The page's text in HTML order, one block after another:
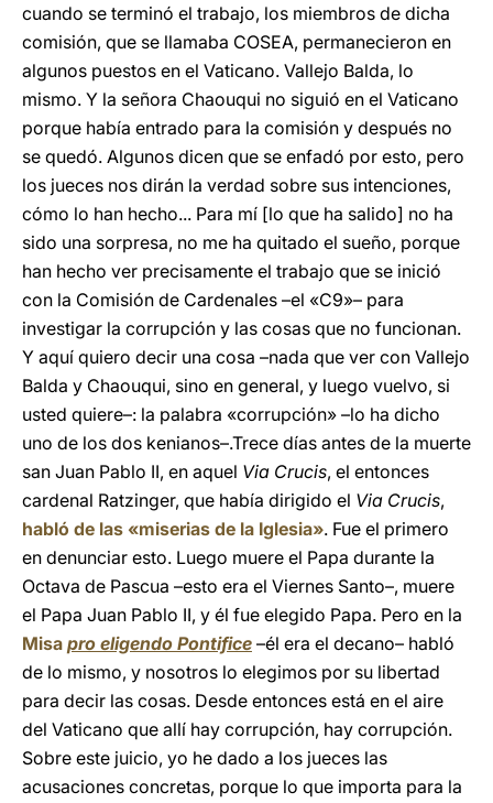
cuando se terminó el trabajo, los miembros de dicha
comisión, que se llamaba COSEA, permanecieron en
algunos puestos en el Vaticano. Vallejo Balda, lo
mismo. Y la señora Chaouqui no siguió en el Vaticano
porque había entrado para la comisión y después no
se quedó. Algunos dicen que se enfadó por esto, pero
los jueces nos dirán la verdad sobre sus intenciones,
cómo lo han hecho... Para mí [lo que ha salido] no ha
sido una sorpresa, no me ha quitado el sueño, porque
han hecho ver precisamente el trabajo que se inició
con la Comisión de Cardenales –el «C9»– para
investigar la corrupción y las cosas que no funcionan.
Y aquí quiero decir una cosa –nada que ver con Vallejo
Balda y Chaouqui, sino en general, y luego vuelvo, si
usted quiere–: la palabra «corrupción» –lo ha dicho
uno de los dos kenianos–.Trece días antes de la muerte
san Juan Pablo II, en aquel Via Crucis, el entonces
cardenal Ratzinger, que había dirigido el Via Crucis,
habló de las «miserias de la Iglesia». Fue el primero
en denunciar esto. Luego muere el Papa durante la
Octava de Pascua –esto era el Viernes Santo–, muere
el Papa Juan Pablo II, y él fue elegido Papa. Pero en la
Misa pro eligendo Pontifice –él era el decano– habló
de lo mismo, y nosotros lo elegimos por su libertad
para decir las cosas. Desde entonces está en el aire
del Vaticano que allí hay corrupción, hay corrupción.
Sobre este juicio, yo he dado a los jueces las
acusaciones concretas, porque lo que importa para la